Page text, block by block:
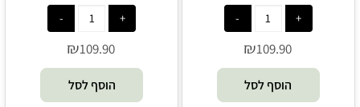
Monkey
₪109.90
הוסף לסל
Speedy Monkey
₪109.90
הוסף לסל